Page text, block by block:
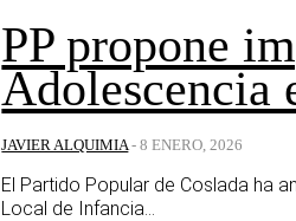
PP propone
Adolescencia
JAVIER ALQUIMIA - 8 ENERO, 2026
El Partido Popular de Coslada ha
Local de Infancia...